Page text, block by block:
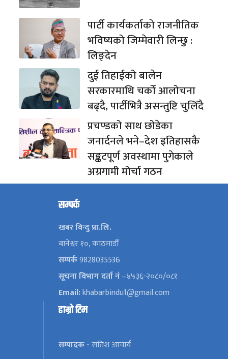
पार्टी कार्यकर्ताको राजनीतिक
भविष्यको जिम्मेवारी लिन्छु :
लिङ्देन
दुई तिहाईको बालेन
सरकारमाथि चर्को आलोचना
बढ्दै, पार्टीभित्रै असन्तुष्टि चुलिँदै
प्रचण्डको साथ छोडेका
जनार्दनले भने–देश इतिहासकै
सङ्कटपूर्ण अवस्थामा पुगेकाले
अग्रगामी मोर्चा गठन
सम्पर्क
खबर विन्दु प्रा.लि.
बानेश्वर १०, काठमाडौँ
सम्पर्क9828035536
सूचना विभाग दर्ता नं–४५३६-२०८०/०८१
Email:khabarbindu1@gmail.com
हाम्रो टिम
सम्पादक -सतिश आचार्य